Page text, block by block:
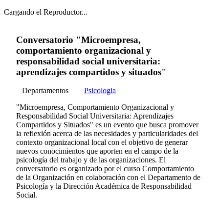
Cargando el Reproductor...
Conversatorio "Microempresa,
comportamiento organizacional y
responsabilidad social universitaria:
aprendizajes compartidos y situados"
Departamentos
Psicologia
"Microempresa, Comportamiento Organizacional y
Responsabilidad Social Universitaria: Aprendizajes
Compartidos y Situados" es un evento que busca promover
la reflexión acerca de las necesidades y particularidades del
contexto organizacional local con el objetivo de generar
nuevos conocimientos que aporten en el campo de la
psicología del trabajo y de las organizaciones. El
conversatorio es organizado por el curso Comportamiento
de la Organización en colaboración con el Departamento de
Psicología y la Dirección Académica de Responsabilidad
Social.